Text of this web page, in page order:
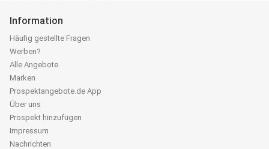
Information
Häufig gestellte Fragen
Werben?
Alle Angebote
Marken
Prospektangebote.de App
Über uns
Prospekt hinzufügen
Impressum
Nachrichten